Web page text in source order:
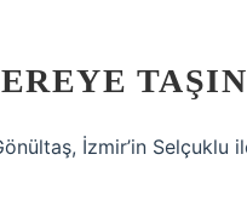
İzmir’in Selçuklu